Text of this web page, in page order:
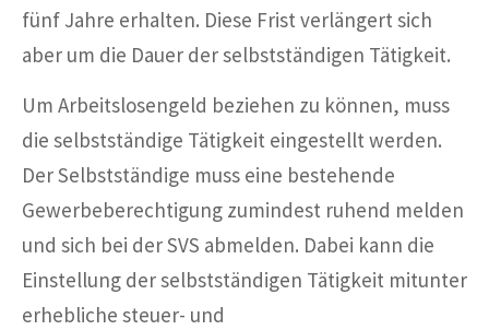
fünf Jahre erhalten. Diese Frist verlängert sich
aber um die Dauer der selbstständigen Tätigkeit.
Um Arbeitslosengeld beziehen zu können, muss
die selbstständige Tätigkeit eingestellt werden.
Der Selbstständige muss eine bestehende
Gewerbeberechtigung zumindest ruhend melden
und sich bei der SVS abmelden. Dabei kann die
Einstellung der selbstständigen Tätigkeit mitunter
erhebliche steuer- und